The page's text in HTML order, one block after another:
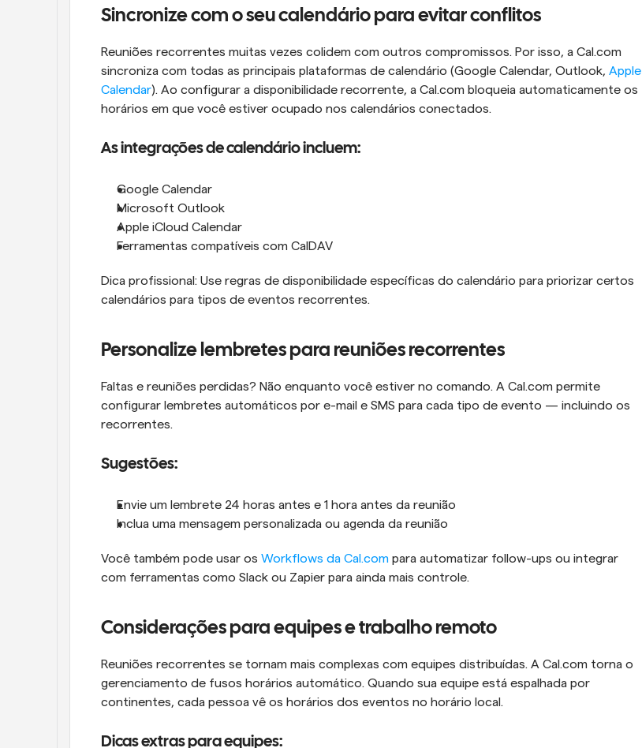
Sincronize com o seu calendário para evitar conflitos
Reuniões recorrentes muitas vezes colidem com outros compromissos. Por isso, a Cal.com
sincroniza com todas as principais plataformas de calendário (Google Calendar, Outlook, Apple
Calendar). Ao configurar a disponibilidade recorrente, a Cal.com bloqueia automaticamente os
horários em que você estiver ocupado nos calendários conectados.
As integrações de calendário incluem:
Google Calendar
Microsoft Outlook
Apple iCloud Calendar
Ferramentas compatíveis com CalDAV
Dica profissional: Use regras de disponibilidade específicas do calendário para priorizar certos
calendários para tipos de eventos recorrentes.
Personalize lembretes para reuniões recorrentes
Faltas e reuniões perdidas? Não enquanto você estiver no comando. A Cal.com permite
configurar lembretes automáticos por e-mail e SMS para cada tipo de evento — incluindo os
recorrentes.
Sugestões:
Envie um lembrete 24 horas antes e 1 hora antes da reunião
Inclua uma mensagem personalizada ou agenda da reunião
Você também pode usar os Workflows da Cal.com para automatizar follow-ups ou integrar
com ferramentas como Slack ou Zapier para ainda mais controle.
Considerações para equipes e trabalho remoto
Reuniões recorrentes se tornam mais complexas com equipes distribuídas. A Cal.com torna o
gerenciamento de fusos horários automático. Quando sua equipe está espalhada por
continentes, cada pessoa vê os horários dos eventos no horário local.
Dicas extras para equipes: